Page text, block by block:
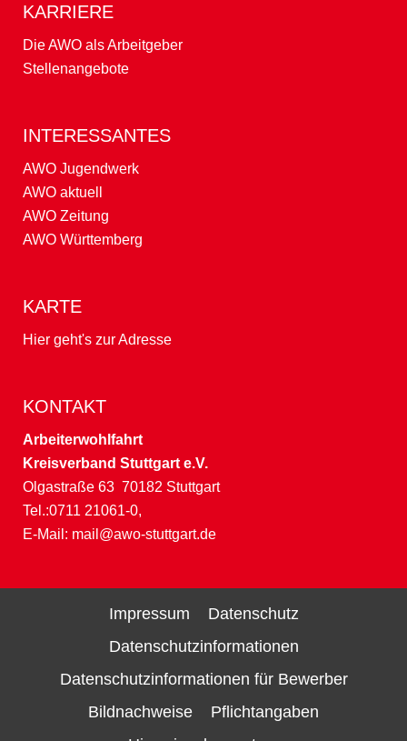
INTERESSANTES
AWO Jugendwerk
AWO aktuell
AWO Zeitung
AWO Württemberg
KARRIERE
Die AWO als Arbeitgeber
Stellenangebote
KARTE
Hier geht's zur Adresse
KONTAKT
Arbeiterwohlfahrt
Kreisverband Stuttgart e.V.
Olgastraße 63 70182 Stuttgart
Tel.:0711 21061-0,
E-Mail: mail@awo-stuttgart.de
Impressum
Datenschutz
Datenschutzinformationen
Datenschutzinformationen für Bewerber
Bildnachweise
Pflichtangaben